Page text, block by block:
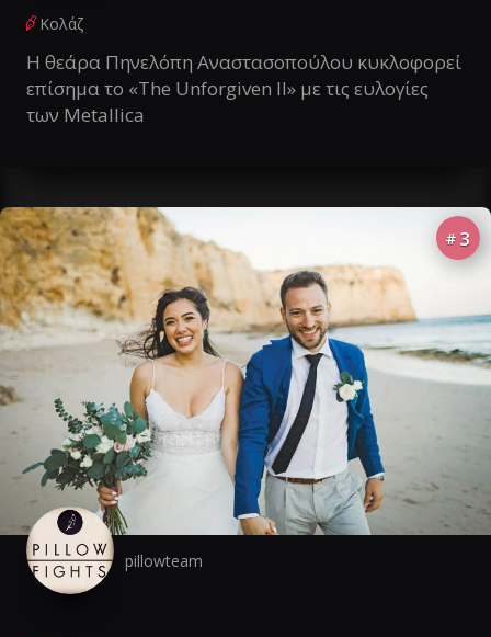
Κολάζ
Η θεάρα Πηνελόπη Αναστασοπούλου κυκλοφορεί
επίσημα το «The Unforgiven II» με τις ευλογίες
των Metallica
# 3
pillowteam